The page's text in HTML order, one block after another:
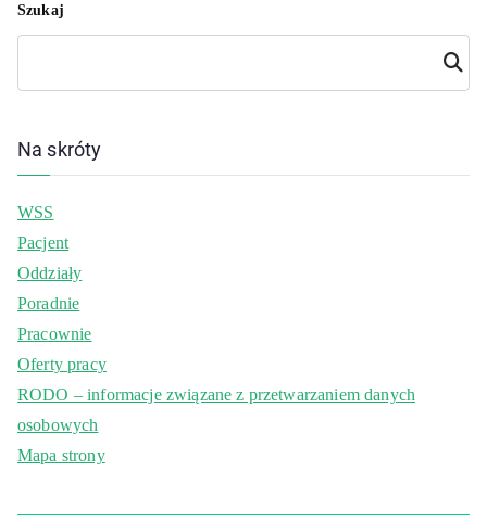
Szukaj
Szuka
j
Na skróty
WSS
Pacjent
Oddziały
Poradnie
Pracownie
Oferty pracy
RODO – informacje związane z przetwarzaniem danych
osobowych
Mapa strony